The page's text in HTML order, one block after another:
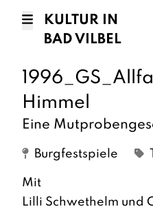
KULTUR IN
BAD VILBEL
Himmel
Eine
Burgfestspiele
Mit
Lilli Schwethelm und